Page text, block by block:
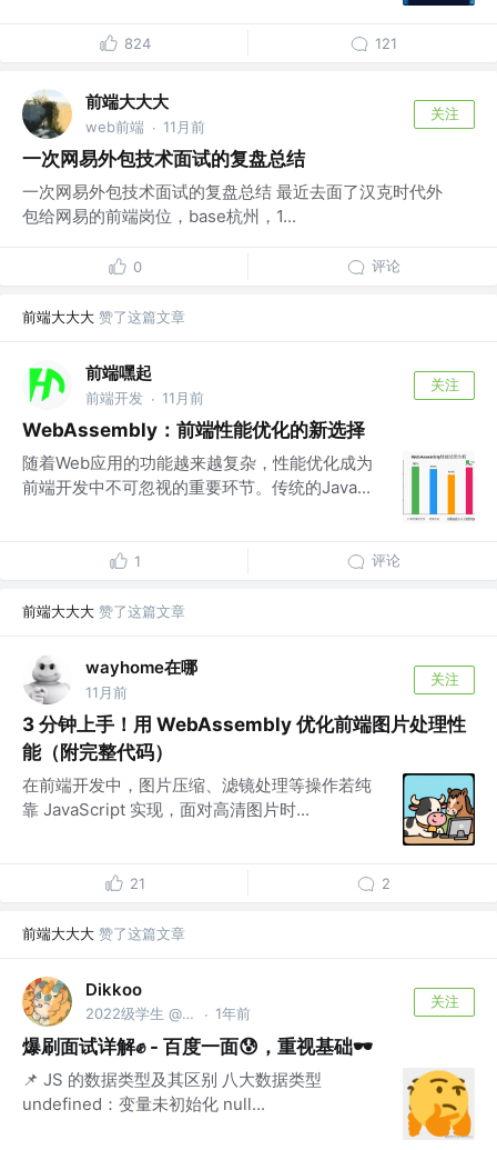
824 121
前端大大大
web前端 · 11月前
关注
一次网易外包技术面试的复盘总结
一次网易外包技术面试的复盘总结 最近去面了汉克时代外
包给网易的前端岗位，base杭州，1...
0 评论
前端大大大 赞了这篇文章
前端嘿起
前端开发 · 11月前
关注
WebAssembly：前端性能优化的新选择
随着Web应用的功能越来越复杂，性能优化成为
前端开发中不可忽视的重要环节。传统的Java...
1 评论
前端大大大 赞了这篇文章
wayhome在哪
11月前
关注
3 分钟上手！用 WebAssembly 优化前端图片处理性
能（附完整代码）
在前端开发中，图片压缩、滤镜处理等操作若纯
靠 JavaScript 实现，面对高清图片时...
21 2
前端大大大 赞了这篇文章
Dikkoo
2022级学生 @东华理工大学 · 1年前
关注
爆刷面试详解✊ - 百度一面😰，重视基础🕶
📌 JS 的数据类型及其区别 八大数据类型
undefined：变量未初始化 null...